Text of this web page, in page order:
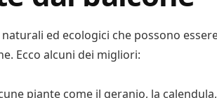
ed ecologici che possono
Ecco alcuni dei migliori:
piante come il geranio, la